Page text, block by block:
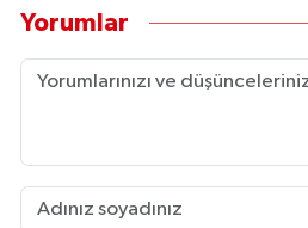
Yorumlar